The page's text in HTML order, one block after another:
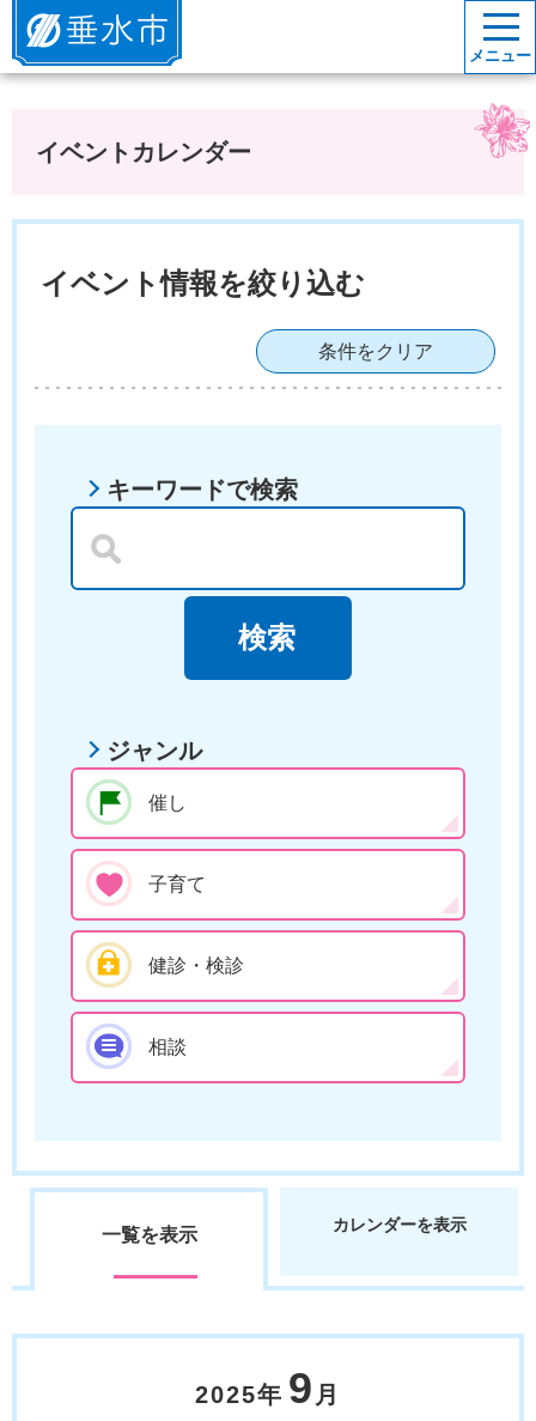
垂水市
メニュー
イベントカレンダー
イベント情報を絞り込む
条件をクリア
キーワードで検索
ジャンル
催し
子育て
健診・検診
相談
一覧を表示 カレンダーを表示
2025年 9 月